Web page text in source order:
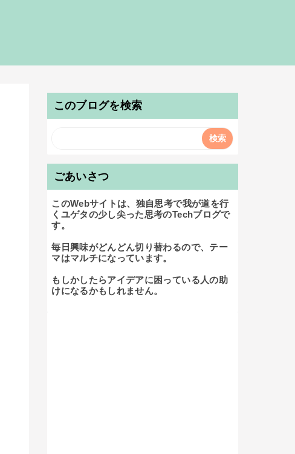
このブログを検索
ごあいさつ
このWebサイトは、独自思考で我が道を行
くユゲタの少し尖った思考のTechブログで
す。
毎日興味がどんどん切り替わるので、テー
マはマルチになっています。
もしかしたらアイデアに困っている人の助
けになるかもしれません。